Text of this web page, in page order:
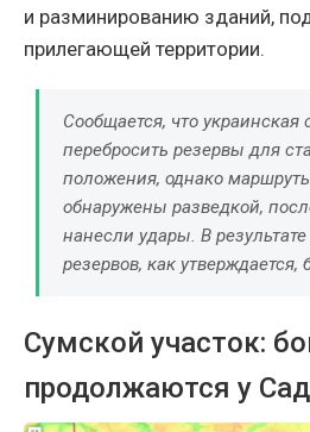
и разминированию зданий,
прилегающей территории.
Сообщается, что украинская
перебросить резервы для
положения, однако
обнаружены разведкой,
нанесли удары. В
резервов, как утверждается,
Сумской участок:
продолжаются у